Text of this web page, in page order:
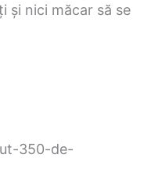
și nici măcar să se
350-de-